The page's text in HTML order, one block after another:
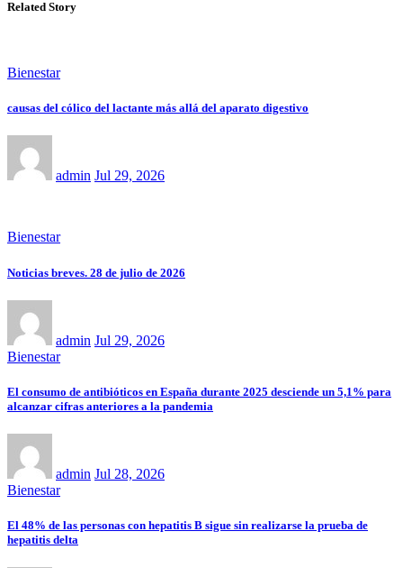
Related Story
Bienestar
causas del cólico del lactante más allá del aparato digestivo
admin Jul 29, 2026
Bienestar
Noticias breves. 28 de julio de 2026
admin Jul 29, 2026
Bienestar
El consumo de antibióticos en España durante 2025 desciende un 5,1% para
alcanzar cifras anteriores a la pandemia
admin Jul 28, 2026
Bienestar
El 48% de las personas con hepatitis B sigue sin realizarse la prueba de
hepatitis delta